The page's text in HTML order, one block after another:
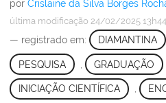
por Crislaine da Silva Borges
última modificação 24/02/2025 13h44
— registrado em: DIAMANTINA
PESQUISA GRADUAÇÃO
INICIAÇÃO CIENTÍFICA ,